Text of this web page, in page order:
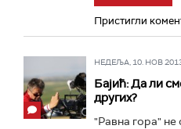
Пристигли
НЕДЕЉА, 10. НОВ
Бајић: Да ли
других?
"Равна гора" не